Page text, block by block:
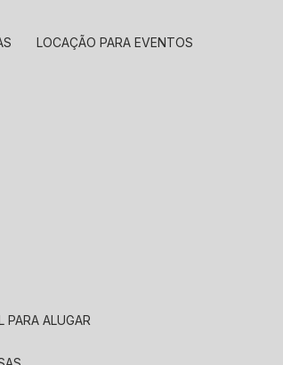
LOCAÇÃO PARA EVENTOS
PARA ALUGAR